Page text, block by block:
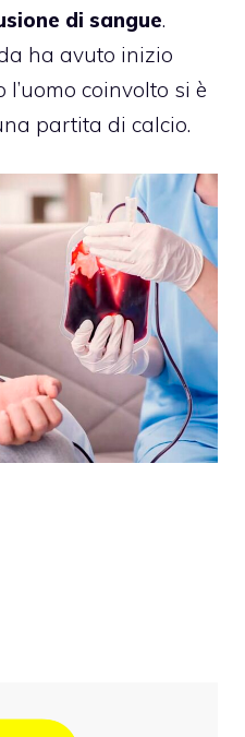
di sangue.
ha avuto inizio
coinvolto si è
partita di calcio.